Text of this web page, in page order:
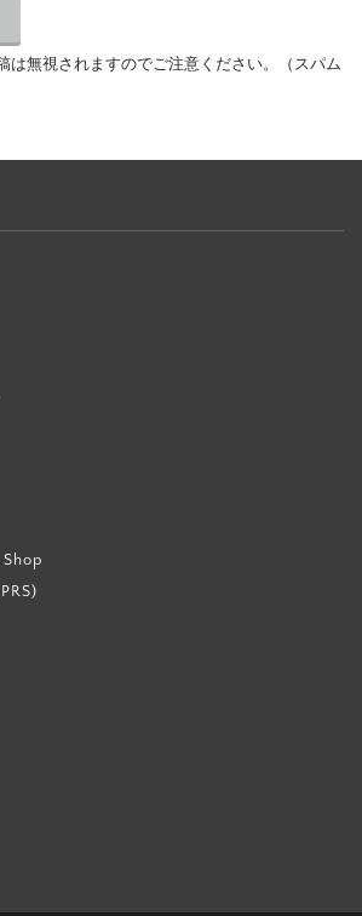
は無視されますのでご注意ください。（スパム